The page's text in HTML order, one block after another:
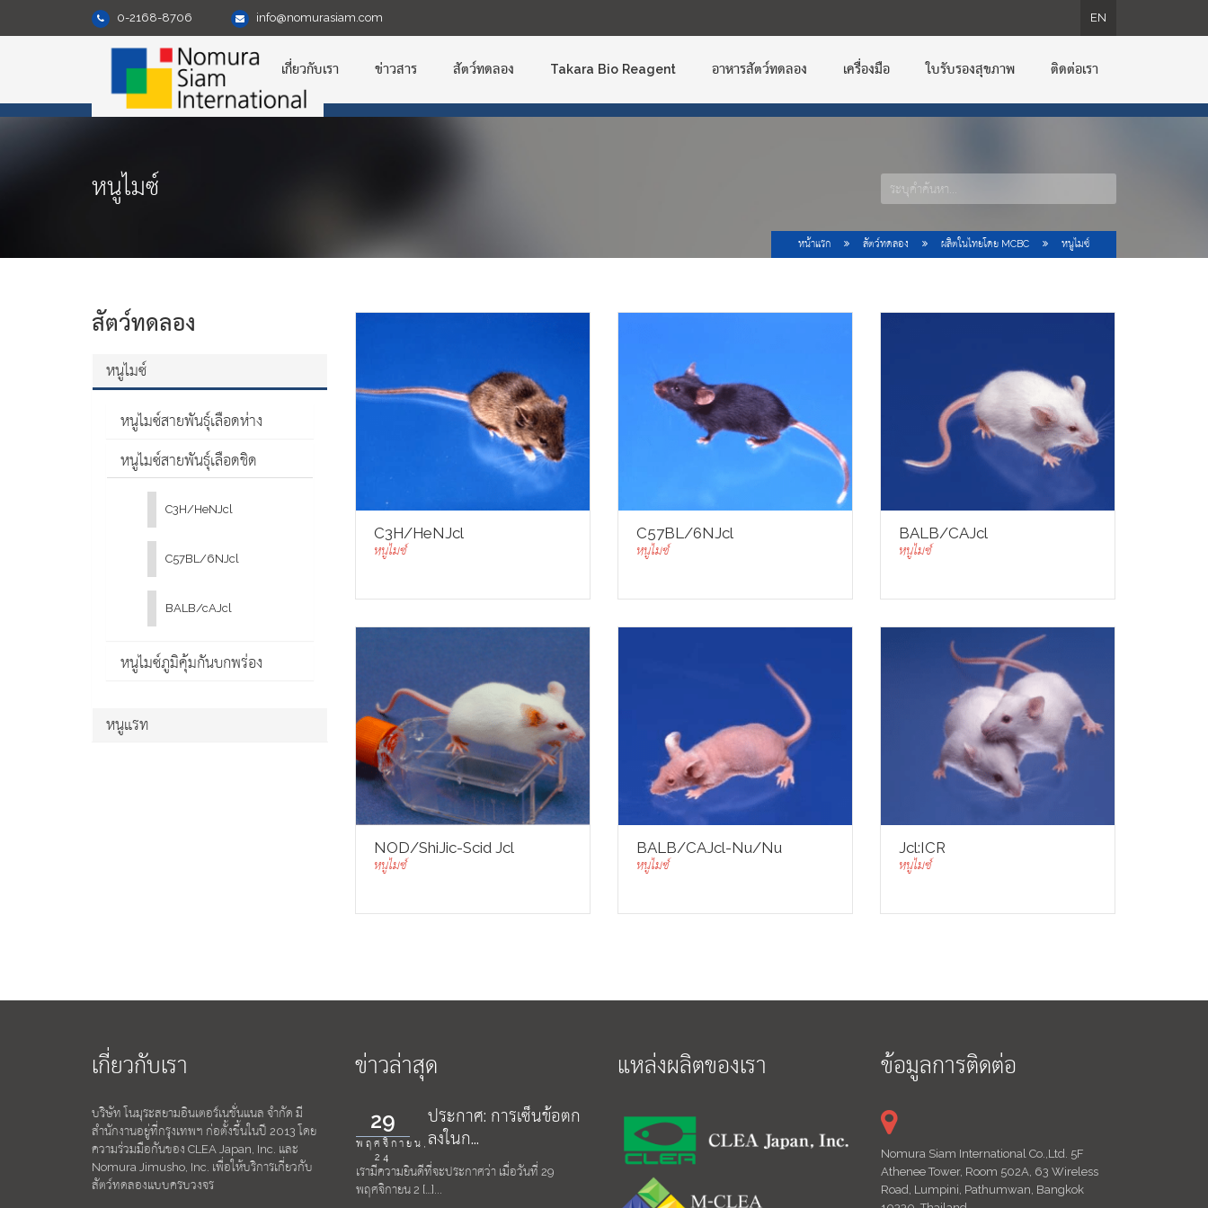
0-2168-8706 info@nomurasiam.com EN
เกี่ยวกับเรา ข่าวสาร สัตว์ทดลอง Takara Bio Reagent อาหารสัตว์ทดลอง เครื่องมือ ใบรับรองสุขภาพ ติดต่อเรา
หนูไมซ์
หน้าแรก สัตว์ทดลอง ผลิตในไทยโดย MCBC หนูไมซ์
สัตว์ทดลอง
หนูไมซ์
หนูไมซ์สายพันธุ์เลือดห่าง
หนูไมซ์สายพันธุ์เลือดชิด
C3H/HeNJcl
C57BL/6NJcl
BALB/cAJcl
หนูไมซ์ภูมิคุ้มกันบกพร่อง
หนูแรท
C3H/HeNJcl
หนูไมซ์
C57BL/6NJcl
หนูไมซ์
BALB/cAJcl
หนูไมซ์
NOD/ShiJic-Scid Jcl
หนูไมซ์
BALB/cAJcl-Nu/nu
หนูไมซ์
Jcl:ICR
หนูไมซ์
เกี่ยวกับเรา
บริษัท โนมุระสยามอินเตอร์เนชั่นแนล จำกัด มี
สำนักงานอยู่ที่กรุงเทพฯ ก่อตั้งขึ้นในปี 2013 โดย
ความร่วมมือกันของ CLEA Japan, Inc. และ
Nomura Jimusho, Inc. เพื่อให้บริการเกี่ยวกับ
สัตว์ทดลองแบบครบวงจร
ข่าวล่าสุด
29
พฤศจิกายน,
24
ประกาศ: การเซ็นข้อตก
ลงในก...
เรามีความยินดีที่จะประกาศว่า เมื่อวันที่ 29
พฤศจิกายน 2 […]...
แหล่งผลิตของเรา ข้อมูลการติดต่อ
Nomura Siam International Co.,Ltd. 5F
Athenee Tower, Room 502A, 63 Wireless
Road, Lumpini, Pathumwan, Bangkok